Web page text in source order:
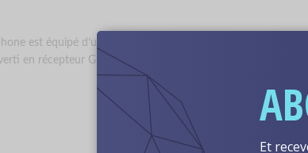
est équipé d’un GPS, le Pi
en récepteur GPS grâce à un…
Et